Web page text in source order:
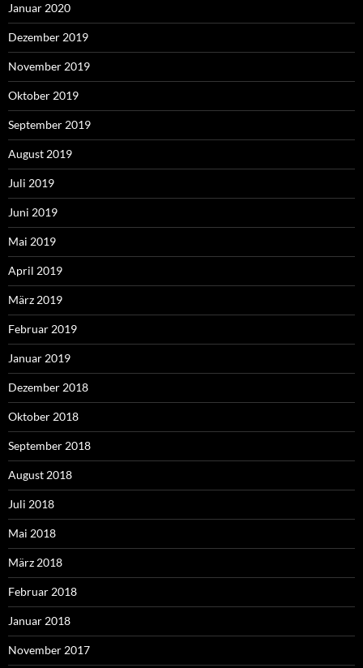
Januar 2020
Dezember 2019
November 2019
Oktober 2019
September 2019
August 2019
Juli 2019
Juni 2019
Mai 2019
April 2019
März 2019
Februar 2019
Januar 2019
Dezember 2018
Oktober 2018
September 2018
August 2018
Juli 2018
Mai 2018
März 2018
Februar 2018
Januar 2018
November 2017